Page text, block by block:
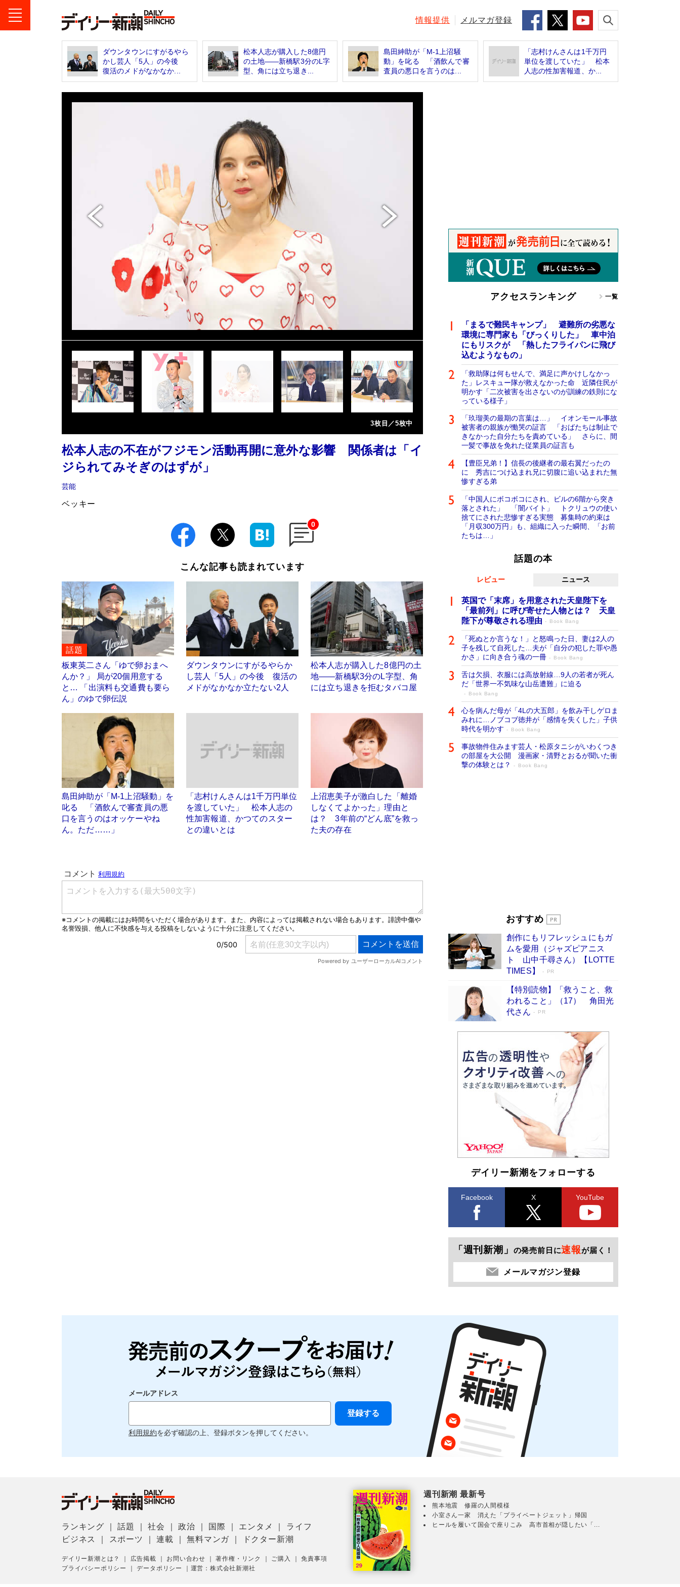
情報提供 メルマガ登録
ダウンタウンにすがるやら
かし芸人「5人」の今後
復活のメドがなかなか...
松本人志が購入した8億円
の土地――新橋駅3分のL字
型、角には立ち退き...
島田紳助が「M-1上沼騒
動」を叱る 「酒飲んで審
査員の悪口を言うのは...
「志村けんさんは1千万円
単位を渡していた」 松本
人志の性加害報道、か...
3枚目／5枚中
松本人志の不在がフジモン活動再開に意外な影響 関係者は「イ
ジられてみそぎのはずが」
芸能
ベッキー
0
こんな記事も読まれています
話題
板東英二さん「ゆで卵おまへ
んか？」 局が20個用意する
と… 「出演料も交通費も要ら
ん」のゆで卵伝説
ダウンタウンにすがるやらか
し芸人「5人」の今後 復活の
メドがなかなか立たない2人
松本人志が購入した8億円の土
地――新橋駅3分のL字型、角
には立ち退きを拒むタバコ屋
島田紳助が「M-1上沼騒動」を
叱る 「酒飲んで審査員の悪
口を言うのはオッケーやね
ん。ただ……」
「志村けんさんは1千万円単位
を渡していた」 松本人志の
性加害報道、かつてのスター
との違いとは
上沼恵美子が激白した「離婚
しなくてよかった」理由と
は？ 3年前の“どん底”を救っ
た夫の存在
アクセスランキング 一覧
「まるで難民キャンプ」 避難所の劣悪な
環境に専門家も「びっくりした」 車中泊
にもリスクが 「熱したフライパンに飛び
込むようなもの」
「救助隊は何もせんで、満足に声かけしなかっ
た」レスキュー隊が救えなかった命 近隣住民が
明かす「二次被害を出さないのが訓練の鉄則にな
っている様子」
「玖瑠美の最期の言葉は…」 イオンモール事故
被害者の親族が慟哭の証言 「おばたちは制止で
きなかった自分たちを責めている」 さらに、間
一髪で事故を免れた従業員の証言も
【豊臣兄弟！】信長の後継者の最右翼だったの
に 秀吉につけ込まれ兄に切腹に追い込まれた無
惨すぎる弟
「中国人にボコボコにされ、ビルの6階から突き
落とされた」 「闇バイト」 トクリュウの使い
捨てにされた悲惨すぎる実態 募集時の約束は
「月収300万円」も、組織に入った瞬間、「お前
たちは…」
話題の本
レビュー ニュース
英国で「末席」を用意された天皇陛下を
「最前列」に呼び寄せた人物とは？ 天皇
陛下が尊敬される理由
Book Bang
「死ぬとか言うな！」と怒鳴った日、妻は2人の
子を残して自死した…夫が「自分の犯した罪や愚
かさ」に向き合う魂の一冊
Book Bang
舌は欠損、衣服には高放射線…9人の若者が死ん
だ「世界一不気味な山岳遭難」に迫る
Book Bang
心を病んだ母が「4Lの大五郎」を飲み干しゲロま
みれに…ノブコブ徳井が「感情を失くした」子供
時代を明かす
Book Bang
事故物件住みます芸人・松原タニシがいわくつき
の部屋を大公開 漫画家・清野とおるが聞いた衝
撃の体験とは？
Book Bang
で決まっている 東大生に早生まれが少ない理由
坂本龍一「ステージ4」のガンとの闘病を語る
Book Bang
おすすめ
創作にもリフレッシュにもガ
ムを愛用（ジャズピアニス
ト 山中千尋さん）【LOTTE
TIMES】
PR
【特別読物】「救うこと、救
われること」（17） 角田光
代さん
PR
デイリー新潮をフォローする
Facebook X YouTube
「週刊新潮」 の発売前日に速報が届く！
メールマガジン登録
メールアドレス
利用規約を必ず確認の上、登録ボタンを押してください。
ランキング ｜話題 ｜社会 ｜政治 国際 エンタメ
ライフ
ビジネス
スポーツ ｜連載 ｜無料マンガ ドクター新潮
デイリー新潮とは？ 広告掲載 お問い合わせ ｜著作権・リンク ご購入 ｜免責事項
プライバシーポリシー
｜データポリシー 運営：株式会社新潮社
週刊新潮 最新号
熊本地震 修羅の人間模様
小室さん一家 消えた「プライベートジェット」帰国
ヒールを履いて国会で座りこみ 高市首相が隠したい「...